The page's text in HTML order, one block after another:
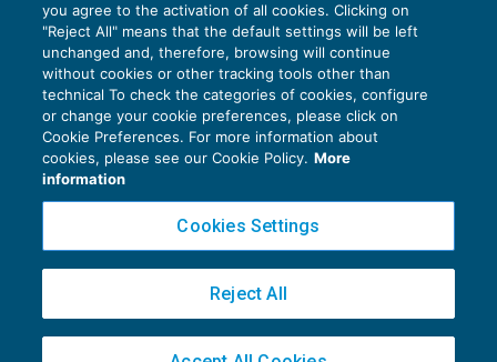
Semplificati e regime per cassa: ipotesi
you agree to the activation of all cookies. Clicking on
"Reject All" means that the default settings will be left
unchanged and, therefore, browsing will continue
without cookies or other tracking tools other than
technical To check the categories of cookies, configure
or change your cookie preferences, please click on
Cookie Preferences. For more information about
cookies, please see our Cookie Policy. More
information
Cookies Settings
Reject All